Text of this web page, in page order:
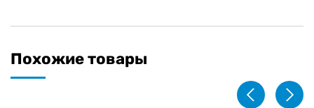
Похожие товары